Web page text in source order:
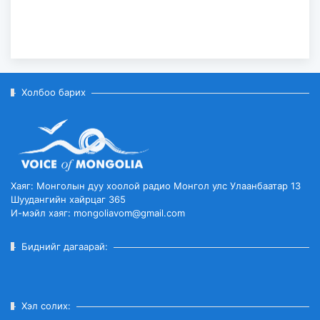
Холбоо барих
Хаяг: Монголын дуу хоолой радио Монгол улс Улаанбаатар 13
Шуудангийн хайрцаг 365
И-мэйл хаяг: mongoliavom@gmail.com
Биднийг дагаарай:
Хэл солих: